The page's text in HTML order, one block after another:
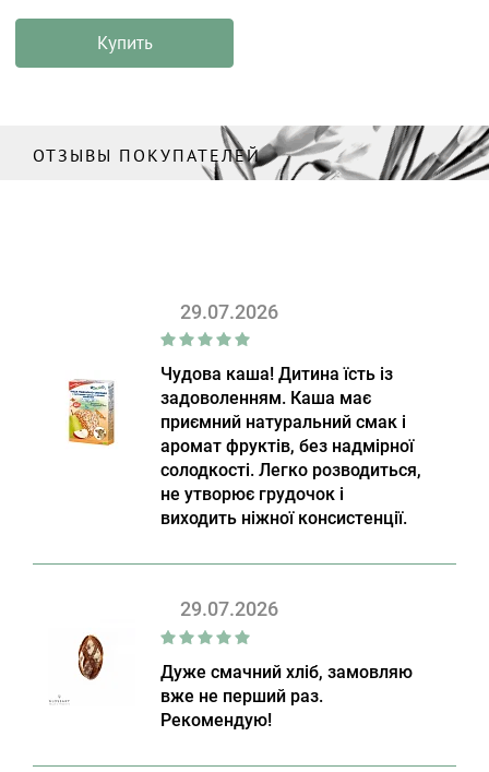
Купить
ОТЗЫВЫ ПОКУПАТЕЛЕЙ
29.07.2026
Чудова каша! Дитина їсть із
задоволенням. Каша має
приємний натуральний смак і
аромат фруктів, без надмірної
солодкості. Легко розводиться,
не утворює грудочок і
виходить ніжної консистенції.
29.07.2026
Дуже смачний хліб, замовляю
вже не перший раз.
Рекомендую!